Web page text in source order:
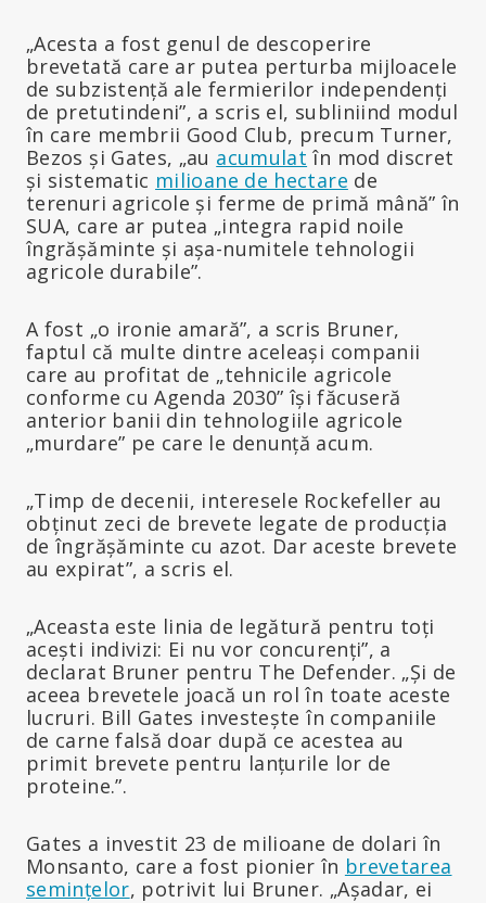
„Acesta a fost genul de descoperire
brevetată care ar putea perturba mijloacele
de subzistență ale fermierilor independenți
de pretutindeni”, a scris el, subliniind modul
în care membrii Good Club, precum Turner,
Bezos și Gates, „au acumulat în mod discret
și sistematic milioane de hectare de
terenuri agricole și ferme de primă mână” în
SUA, care ar putea „integra rapid noile
îngrășăminte și așa-numitele tehnologii
agricole durabile”.
A fost „o ironie amară”, a scris Bruner,
faptul că multe dintre aceleași companii
care au profitat de „tehnicile agricole
conforme cu Agenda 2030” își făcuseră
anterior banii din tehnologiile agricole
„murdare” pe care le denunță acum.
„Timp de decenii, interesele Rockefeller au
obținut zeci de brevete legate de producția
de îngrășăminte cu azot. Dar aceste brevete
au expirat”, a scris el.
„Aceasta este linia de legătură pentru toți
acești indivizi: Ei nu vor concurenți”, a
declarat Bruner pentru The Defender. „Și de
aceea brevetele joacă un rol în toate aceste
lucruri. Bill Gates investește în companiile
de carne falsă doar după ce acestea au
primit brevete pentru lanțurile lor de
proteine.”.
Gates a investit 23 de milioane de dolari în
Monsanto, care a fost pionier în brevetarea
semințelor, potrivit lui Bruner. „Așadar, ei